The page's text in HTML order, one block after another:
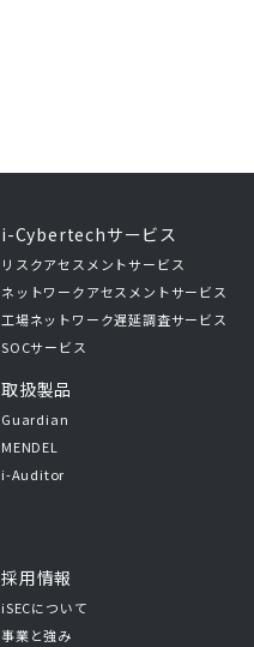
i-Cybertechサービス
リスクアセスメントサービス
ネットワークアセスメントサービス
工場ネットワーク遅延調査サービス
SOCサービス
取扱製品
Guardian
MENDEL
i-Auditor
採用情報
iSECについて
事業と強み